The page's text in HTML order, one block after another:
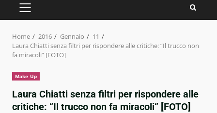
PRIMARY
MENU
Home 2016 Gennaio
11
Laura Chiatti senza filtri per rispondere alle critiche: “Il trucco non
fa miracoli” [FOTO]
Make Up
Laura Chiatti senza filtri per rispondere alle
critiche: “Il trucco non fa miracoli” [FOTO]